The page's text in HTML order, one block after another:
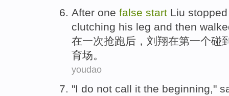
After one false start Liu stopped
clutching his leg and then
在一次抢跑后， 刘翔在第一个碰
育场。
youdao
"I do not call it the beginning,"